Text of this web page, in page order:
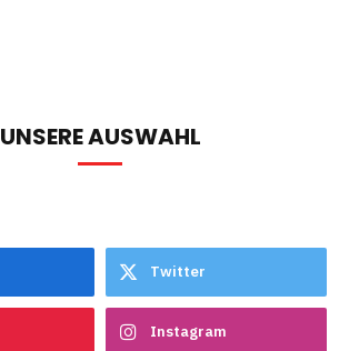
UNSERE AUSWAHL
Twitter
Instagram